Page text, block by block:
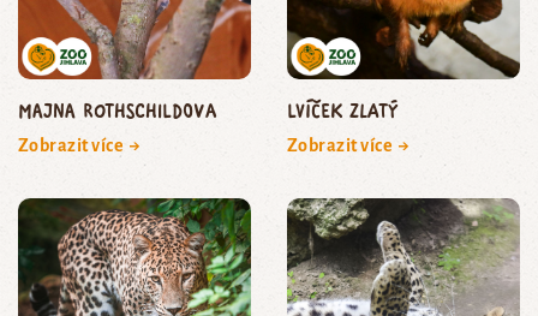
majna Rothschildova
Zobrazit více →
lvíček zlatý
Zobrazit více →